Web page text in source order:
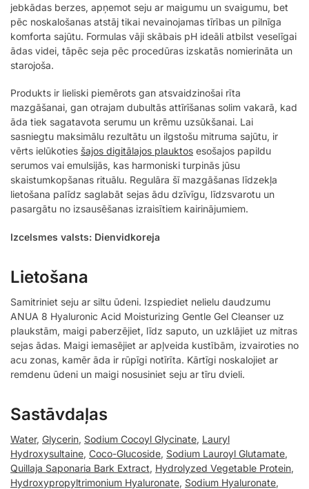
jebkādas berzes, apņemot seju ar maigumu un svaigumu, bet
pēc noskalošanas atstāj tikai nevainojamas tīrības un pilnīga
komforta sajūtu. Formulas vāji skābais pH ideāli atbilst veselīgai
ādas videi, tāpēc seja pēc procedūras izskatās nomierināta un
starojoša.
Produkts ir lieliski piemērots gan atsvaidzinošai rīta
mazgāšanai, gan otrajam dubultās attīrīšanas solim vakarā, kad
āda tiek sagatavota serumu un krēmu uzsūkšanai. Lai
sasniegtu maksimālu rezultātu un ilgstošu mitruma sajūtu, ir
vērts ielūkoties šajos digitālajos plauktos esošajos papildu
serumos vai emulsijās, kas harmoniski turpinās jūsu
skaistumkopšanas rituālu. Regulāra šī mazgāšanas līdzekļa
lietošana palīdz saglabāt sejas ādu dzīvīgu, līdzsvarotu un
pasargātu no izsausēšanas izraisītiem kairinājumiem.
Izcelsmes valsts: Dienvidkoreja
Lietošana
Samitriniet seju ar siltu ūdeni. Izspiediet nelielu daudzumu
ANUA 8 Hyaluronic Acid Moisturizing Gentle Gel Cleanser uz
plaukstām, maigi paberzējiet, līdz saputo, un uzklājiet uz mitras
sejas ādas. Maigi iemasējiet ar apļveida kustībām, izvairoties no
acu zonas, kamēr āda ir rūpīgi notīrīta. Kārtīgi noskalojiet ar
remdenu ūdeni un maigi nosusiniet seju ar tīru dvieli.
Sastāvdaļas
Water, Glycerin, Sodium Cocoyl Glycinate, Lauryl
Hydroxysultaine, Coco-Glucoside, Sodium Lauroyl Glutamate,
Quillaja Saponaria Bark Extract, Hydrolyzed Vegetable Protein,
Hydroxypropyltrimonium Hyaluronate, Sodium Hyaluronate,